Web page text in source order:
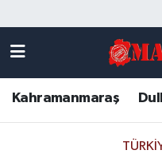
Kahramanmaraş
DULKADİROĞLU
Kahramanmaraş
Kahramanmaraş
Kahramanmaraş